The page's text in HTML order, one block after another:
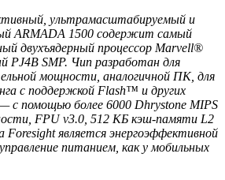
ультрамасштабируемый и
ARMADA 1500 содержит самый
двухъядерный процессор Marvell®
PJ4B SMP. Чип разработан для
мощности, аналогичной ПК, для
с поддержкой Flash™ и других
с помощью более 6000 Dhrystone MIPS
FPU v3.0, 512 КБ кэш-памяти L2
является энергоэффективной
питанием, как у мобильных